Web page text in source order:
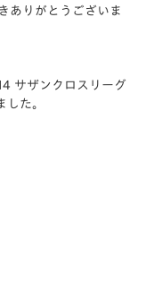
ありがとうございま
サザンクロスリーグ
た。